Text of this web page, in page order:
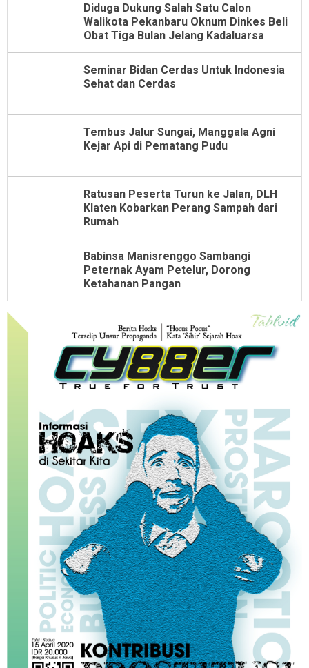
Diduga Dukung Salah Satu Calon
Walikota Pekanbaru Oknum Dinkes Beli
Obat Tiga Bulan Jelang Kadaluarsa
Seminar Bidan Cerdas Untuk Indonesia
Sehat dan Cerdas
Tembus Jalur Sungai, Manggala Agni
Kejar Api di Pematang Pudu
Ratusan Peserta Turun ke Jalan, DLH
Klaten Kobarkan Perang Sampah dari
Rumah
Babinsa Manisrenggo Sambangi
Peternak Ayam Petelur, Dorong
Ketahanan Pangan